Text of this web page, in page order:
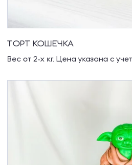
ТОРТ КОШЕЧКА
Вес от 2-х кг. Цена указана с